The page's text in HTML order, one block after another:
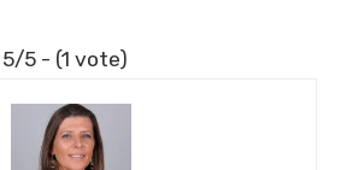
5/5 - (1 vote)